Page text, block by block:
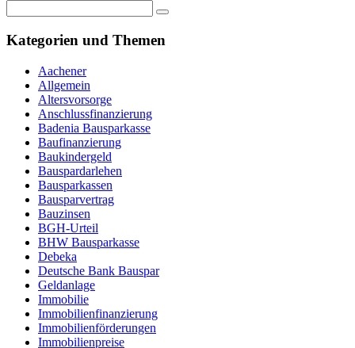
Kategorien und Themen
Aachener
Allgemein
Altersvorsorge
Anschlussfinanzierung
Badenia Bausparkasse
Baufinanzierung
Baukindergeld
Bauspardarlehen
Bausparkassen
Bausparvertrag
Bauzinsen
BGH-Urteil
BHW Bausparkasse
Debeka
Deutsche Bank Bauspar
Geldanlage
Immobilie
Immobilienfinanzierung
Immobilienförderungen
Immobilienpreise